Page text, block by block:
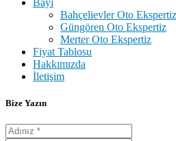
Bahçelievler Oto Ekspertiz
Güngören Oto Ekspertiz
Merter Oto Ekspertiz
Fiyat Tablosu
Hakkımızda
İletişim
Bize Yazın